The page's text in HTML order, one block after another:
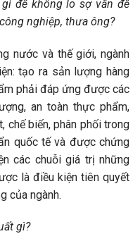
để không lo sợ vấn đề
nghiệp, thưa ông?
nước và thế giới, ngành
tạo ra sản lượng hàng
phải đáp ứng được các
an toàn thực phẩm,
chế biến, phân phối trong
quốc tế và được chứng
các chuỗi giá trị những
là điều kiện tiên quyết
của ngành.
gì?